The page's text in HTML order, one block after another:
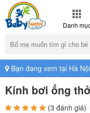
Danh
Bạn đang xem tại Hà Nội
Kính bơi ống
(3 đánh giá)